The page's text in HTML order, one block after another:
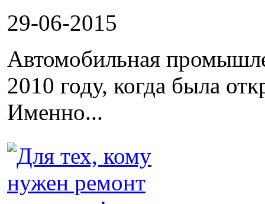
29-06-2015
Автомобильная
2010 году, когда была
Именно...